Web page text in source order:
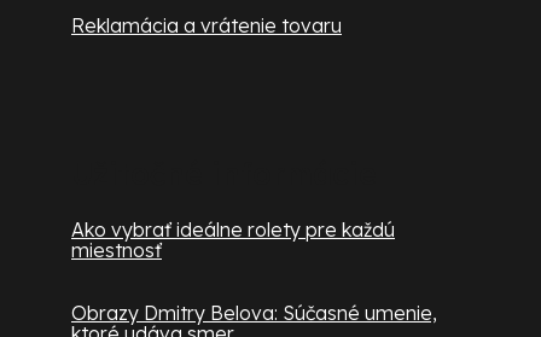
Reklamácia a vrátenie tovaru
Ako vybrať ideálne rolety pre každú
miestnosť
Obrazy Dmitry Belova: Súčasné umenie,